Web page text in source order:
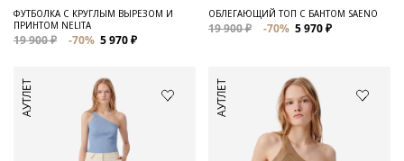
ФУТБОЛКА С КРУГЛЫМ ВЫРЕЗОМ И
ПРИНТОМ NELITA
19 900 ₽ -70% 5 970 ₽
ОБЛЕГАЮЩИЙ ТОП С БАНТОМ SAENO
19 900 ₽ -70% 5 970 ₽
АУТЛЕТ АУТЛЕТ